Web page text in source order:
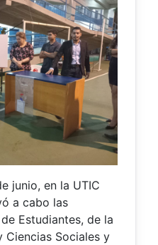
junio, en la UTIC
a cabo las
Estudiantes, de la
Ciencias Sociales y